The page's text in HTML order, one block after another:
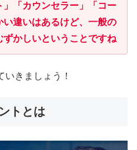
」「カウンセラー」「コー
違いはあるけど、一般の
かしいということですね
きましょう！
トとは